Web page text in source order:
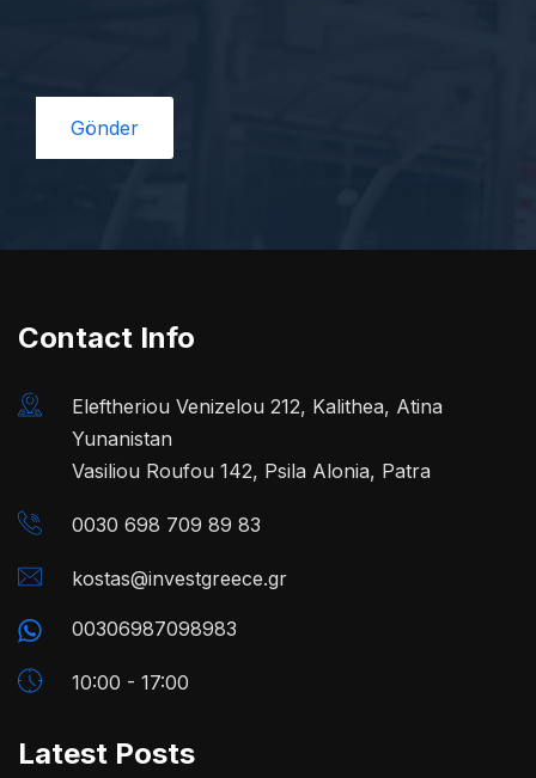
Contact Info
Eleftheriou Venizelou 212, Kalithea, Atina
Yunanistan
Vasiliou Roufou 142, Psila Alonia, Patra
0030 698 709 89 83
kostas@investgreece.gr
00306987098983
10:00 - 17:00
Latest Posts